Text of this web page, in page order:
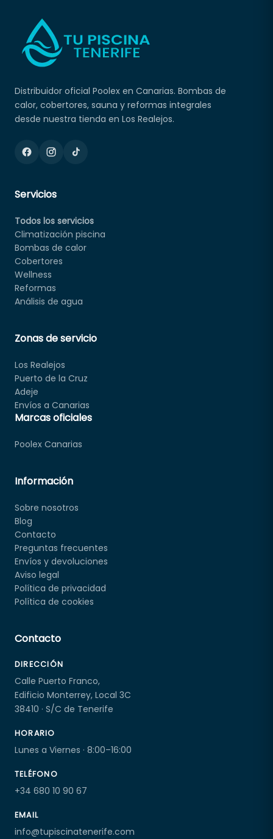
Distribuidor oficial Poolex en Canarias. Bombas de
calor, cobertores, sauna y reformas integrales
desde nuestra tienda en Los Realejos.
Servicios
Todos los servicios
Climatización piscina
Bombas de calor
Cobertores
Wellness
Reformas
Análisis de agua
Zonas de servicio
Los Realejos
Puerto de la Cruz
Adeje
Envíos a Canarias
Marcas oficiales
Poolex Canarias
Información
Sobre nosotros
Blog
Contacto
Preguntas frecuentes
Envíos y devoluciones
Aviso legal
Política de privacidad
Política de cookies
Contacto
DIRECCIÓN
Calle Puerto Franco,
Edificio Monterrey, Local 3C
38410 · S/C de Tenerife
HORARIO
Lunes a Viernes · 8:00–16:00
TELÉFONO
+34 680 10 90 67
EMAIL
info@tupiscinatenerife.com